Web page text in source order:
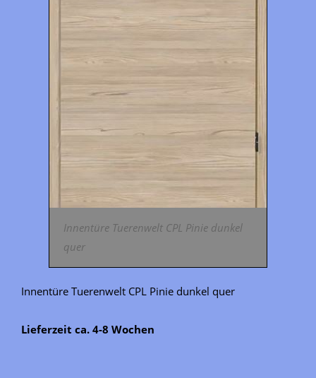
Innentüre Tuerenwelt CPL Pinie dunkel
quer
Innentüre Tuerenwelt CPL Pinie dunkel quer
Lieferzeit ca. 4-8 Wochen